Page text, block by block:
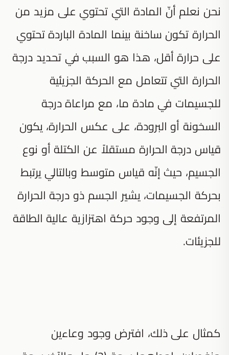
نحن نعلم أنّ المادة التي تحتوي على مزيد من
الحرارة تكون ساخنة بينما المادة الباردة تحتوي
على حرارة أقل، هذا هو السبب في تحديد درجة
الحرارة التي تتعامل مع الحركة الجزيئية
للجسيمات في مادة ما، مع مراعاة درجة
السخونة أو البرودة، على عكس الحرارة، يكون
قياس درجة الحرارة مستقلاً عن الكتلة أو نوع
الجسيم، حيث إنّه قياس متوسط وبالتالي يرتبط
بحركة الجسيمات، يشير الجسم ذو درجة الحرارة
المرتفعة إلى وجود حركة اهتزازية عالية الطاقة
للجزيئات.
كمثال على ذلك، افترض وجود وعاءين